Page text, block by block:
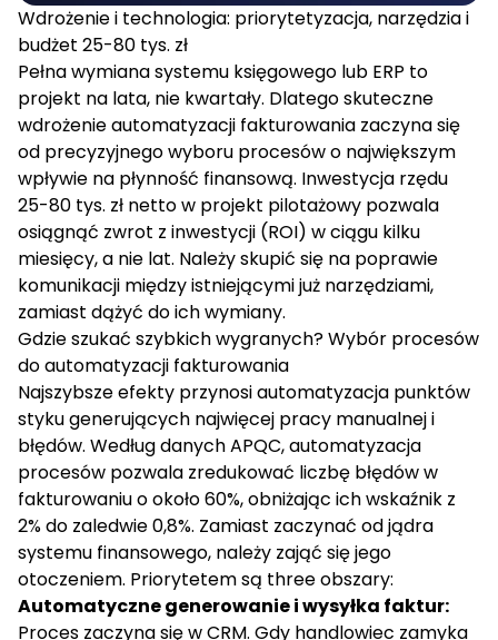
Wdrożenie i technologia: priorytetyzacja, narzędzia i
budżet 25-80 tys. zł
Pełna wymiana systemu księgowego lub ERP to
projekt na lata, nie kwartały. Dlatego skuteczne
wdrożenieautomatyzacji fakturowania zaczyna się
od precyzyjnego wyboru procesów o największym
wpływie na płynność finansową. Inwestycja rzędu
25-80 tys. zł netto w projekt pilotażowy pozwala
osiągnąć zwrot z inwestycji (ROI) w ciągu kilku
miesięcy, a nie lat. Należy skupić się na poprawie
komunikacji między istniejącymi już narzędziami,
zamiast dążyć do ich wymiany.
Gdzie szukać szybkich wygranych? Wybór procesów
do automatyzacji fakturowania
Najszybsze efekty przynosi automatyzacja punktów
styku generujących najwięcej pracy manualnej i
błędów. Według danychAPQC,automatyzacja
procesów pozwala zredukować liczbę błędów w
fakturowaniu o około 60%, obniżając ich wskaźnik z
2% do zaledwie 0,8%. Zamiast zaczynać od jądra
systemu finansowego, należy zająć się jego
otoczeniem. Priorytetem są three obszary:
Automatyczne generowanie i wysyłka faktur:
Proces zaczyna się w CRM. Gdy handlowiec zamyka